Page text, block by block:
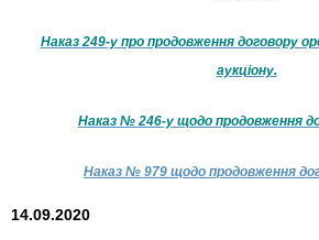
Наказ 249-у про продовження договору
аукціону.
Наказ № 246-у щодо продовження
Наказ № 979 щодо продовження
14.09.2020